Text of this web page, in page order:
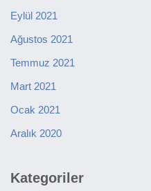
Eylül 2021
Ağustos 2021
Temmuz 2021
Mart 2021
Ocak 2021
Aralık 2020
Kategoriler